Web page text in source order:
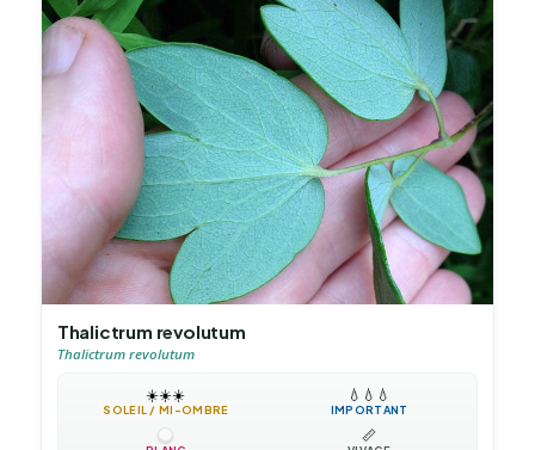
Thalictrum revolutum
Thalictrum revolutum
☀️☀️☀️
SOLEIL / MI-OMBRE
💧 💧 💧
IMPORTANT
📏